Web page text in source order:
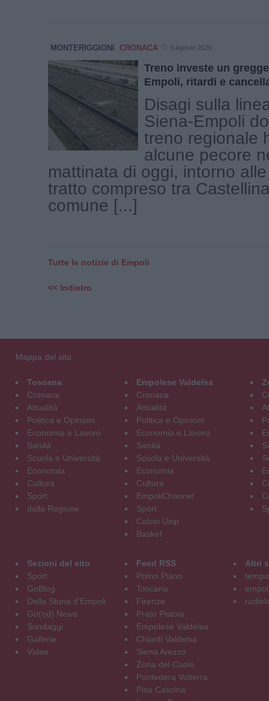
MONTERIGGIONI CRONACA 5 Agosto 2026
Treno investe un
Empoli, ritardi e
Disagi sulla
Siena-Empoli
treno regionale
alcune pecore
mattinata di oggi, intorno
tratto compreso tra
comune [...]
Tutte le notizie di Empoli
<< Indietro
Mappa del sito
Toscana
Cronaca
Attualità
Politica e Opinioni
Economia e Lavoro
Sanità
Scuola e Università
Economia
Cultura
Sport
dalla Regione
Empolese Valdelsa
Cronaca
Attualità
Politica e Opinioni
Economia e Lavoro
Sanità
Scuola e Università
Economia
Cultura
EmpoliChannel
Sport
Calcio Uisp
Basket
Sezioni del sito
Sport
GoBlog
Della Storia d'Empoli
Go(od) News
Sondaggi
Gallerie
Video
Feed RSS
Primo Piano
Toscana
Firenze
Prato Pistoia
Empolese Valdelsa
Chianti Valdelsa
Siena Arezzo
Zona del Cuoio
Pontedera Volterra
Pisa Cascina
Altri